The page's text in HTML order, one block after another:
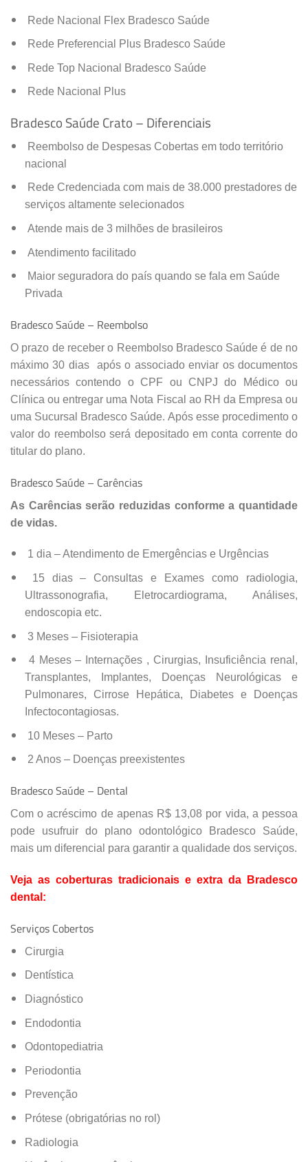
Rede Nacional Flex Bradesco Saúde
Rede Preferencial Plus Bradesco Saúde
Rede Top Nacional Bradesco Saúde
Rede Nacional Plus
Bradesco Saúde Crato – Diferenciais
Reembolso de Despesas Cobertas em todo território
nacional
Rede Credenciada com mais de 38.000 prestadores de
serviços altamente selecionados
Atende mais de 3 milhões de brasileiros
Atendimento facilitado
Maior seguradora do país quando se fala em Saúde
Privada
Bradesco Saúde – Reembolso
O prazo de receber o Reembolso Bradesco Saúde é de no
máximo 30 dias após o associado enviar os documentos
necessários contendo o CPF ou CNPJ do Médico ou
Clínica ou entregar uma Nota Fiscal ao RH da Empresa ou
uma Sucursal Bradesco Saúde. Após esse procedimento o
valor do reembolso será depositado em conta corrente do
titular do plano.
Bradesco Saúde – Carências
As Carências serão reduzidas conforme a quantidade
de vidas.
1 dia – Atendimento de Emergências e Urgências
15 dias – Consultas e Exames como radiologia,
Ultrassonografia, Eletrocardiograma, Análises,
endoscopia etc.
3 Meses – Fisioterapia
4 Meses – Internações , Cirurgias, Insuficiência renal,
Transplantes, Implantes, Doenças Neurológicas e
Pulmonares, Cirrose Hepática, Diabetes e Doenças
Infectocontagiosas.
10 Meses – Parto
2 Anos – Doenças preexistentes
Bradesco Saúde – Dental
Com o acréscimo de apenas R$ 13,08 por vida, a pessoa
pode usufruir do plano odontológico Bradesco Saúde,
mais um diferencial para garantir a qualidade dos serviços.
Veja as coberturas tradicionais e extra da Bradesco
dental:
Serviços Cobertos
Cirurgia
Dentística
Diagnóstico
Endodontia
Odontopediatria
Periodontia
Prevenção
Prótese (obrigatórias no rol)
Radiologia